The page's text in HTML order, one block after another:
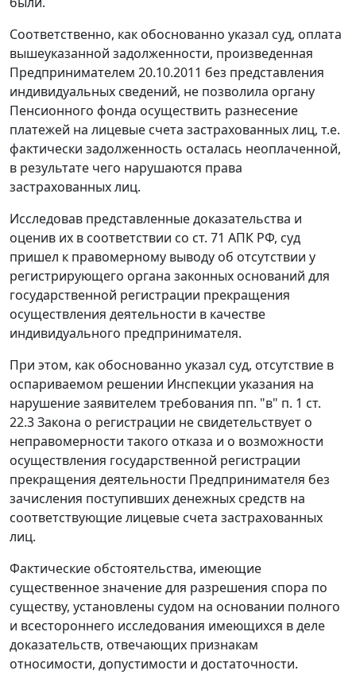
Соответственно, как обоснованно указал суд, оплата
вышеуказанной задолженности, произведенная
Предпринимателем 20.10.2011 без представления
индивидуальных сведений, не позволила органу
Пенсионного фонда осуществить разнесение
платежей на лицевые счета застрахованных лиц, т.е.
фактически задолженность осталась неоплаченной,
в результате чего нарушаются права
застрахованных лиц.
Исследовав представленные доказательства и
оценив их в соответствии со ст. 71 АПК РФ, суд
пришел к правомерному выводу об отсутствии у
регистрирующего органа законных оснований для
государственной регистрации прекращения
осуществления деятельности в качестве
индивидуального предпринимателя.
При этом, как обоснованно указал суд, отсутствие в
оспариваемом решении Инспекции указания на
нарушение заявителем требования пп. "в" п. 1 ст.
22.3Закона о регистрации не свидетельствует о
неправомерности такого отказа и о возможности
осуществления государственной регистрации
прекращения деятельности Предпринимателя без
зачисления поступивших денежных средств на
соответствующие лицевые счета застрахованных
лиц.
Фактические обстоятельства, имеющие
существенное значение для разрешения спора по
существу, установлены судом на основании полного
и всестороннего исследования имеющихся в деле
доказательств, отвечающих признакам
относимости, допустимости и достаточности.